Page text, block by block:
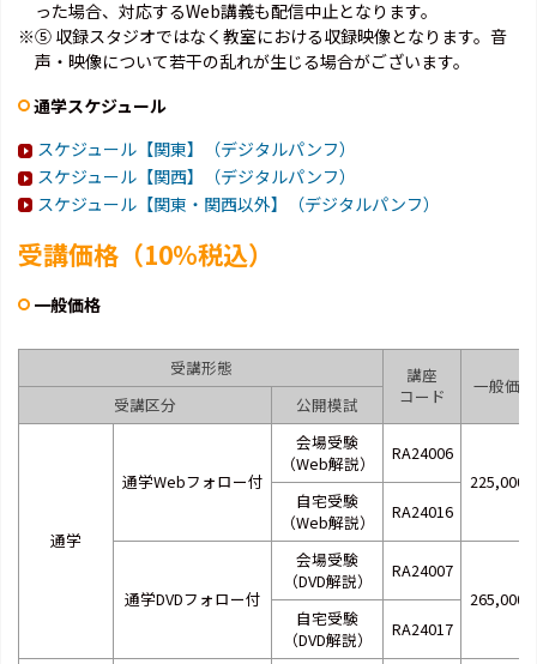
った場合、対応するWeb講義も配信中止となります。
※⑤ 収録スタジオではなく教室における収録映像となります。音
声・映像について若干の乱れが生じる場合がございます。
通学スケジュール
スケジュール【関東】（デジタルパンフ）
スケジュール【関西】（デジタルパンフ）
スケジュール【関東・関西以外】（デジタルパンフ）
受講価格（10％税込）
一般価格
受講形態
講座
コード
一般価格
受講区分
公開模試
通学
通学Webフォロー付
会場受験
（Web解説）
RA24006
225,000
自宅受験
（Web解説）
RA24016
通学DVDフォロー付
会場受験
（DVD解説）
RA24007
265,000
自宅受験
（DVD解説）
RA24017